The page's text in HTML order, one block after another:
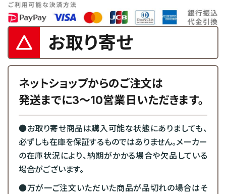
お取り寄せ
ネットショップからのご注文は
発送までに3～10営業日いただきます。
●お取り寄せ商品は購入可能な状態にありましても、
必ずしも在庫を保証するものではありません。メーカー
の在庫状況により、納期がかかる場合や欠品している
場合がございます。
●万が一ご注文いただいた商品が品切れの場合はそ